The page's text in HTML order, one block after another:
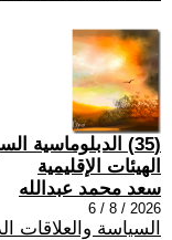
(35) الدبلوماسية
الهيئات الإقليمية
سعد محمد عبدالله
2026 / 8 / 6
السياسة والعلاقات